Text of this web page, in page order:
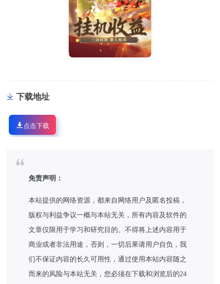
下载地址
点击下载
免责声明：
本站提供的网络资源，都来自网络用户及匿名投稿，
版权与利益争议一概与本站无关，所有内容及软件的
文章仅限用于学习和研究目的。不得将上述内容用于
商业或者非法用途，否则，一切后果请用户自负，我
们不保证内容的长久可用性，通过使用本站内容随之
而来的风险与本站无关，您必须在下载和浏览后的24